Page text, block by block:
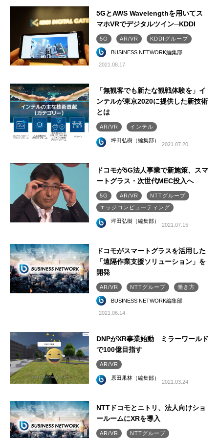
5GとAWS Wavelengthを用いてス
マホVRでデジタルツイン─KDDI
5G AR/VR KDDIグループ
BUSINESS NETWORK編集部
2021.08.17
「無観客でも新たな観戦体験を」イ
ンテルが東京2020に提供した新技術
とは
AR/VR インテル
坪田弘樹（編集部）
2021.07.20
ドコモが5G法人事業で新施策、スマ
ートグラス・次世代MEC投入へ
5G AR/VR
NTTグループ
エッジコンピューティング
坪田弘樹（編集部）
2021.07.15
ドコモがスマートグラスを活用した
「遠隔作業支援ソリューション」を
開発
AR/VR NTTグループ 働き方
BUSINESS NETWORK編集部
2021.06.14
DNPがXR事業始動 ミラーワールド
で100億目指す
AR/VR
原田果林（編集部）
2021.03.24
NTTドコモとニトリ、法人向けショ
ールームにXRを導入
AR/VR
NTTグループ